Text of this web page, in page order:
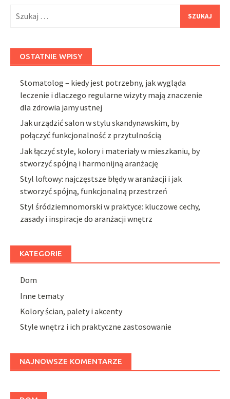
OSTATNIE WPISY
Stomatolog – kiedy jest potrzebny, jak wygląda
leczenie i dlaczego regularne wizyty mają znaczenie
dla zdrowia jamy ustnej
Jak urządzić salon w stylu skandynawskim, by
połączyć funkcjonalność z przytulnością
Jak łączyć style, kolory i materiały w mieszkaniu, by
stworzyć spójną i harmonijną aranżację
Styl loftowy: najczęstsze błędy w aranżacji i jak
stworzyć spójną, funkcjonalną przestrzeń
Styl śródziemnomorski w praktyce: kluczowe cechy,
zasady i inspiracje do aranżacji wnętrz
KATEGORIE
Dom
Inne tematy
Kolory ścian, palety i akcenty
Style wnętrz i ich praktyczne zastosowanie
NAJNOWSZE KOMENTARZE